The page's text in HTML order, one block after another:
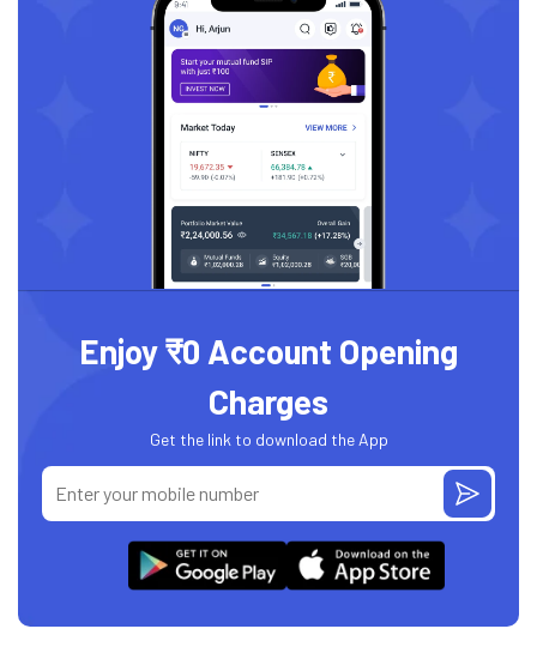
Enjoy ₹0 Account Opening
Charges
Get the link to download the App